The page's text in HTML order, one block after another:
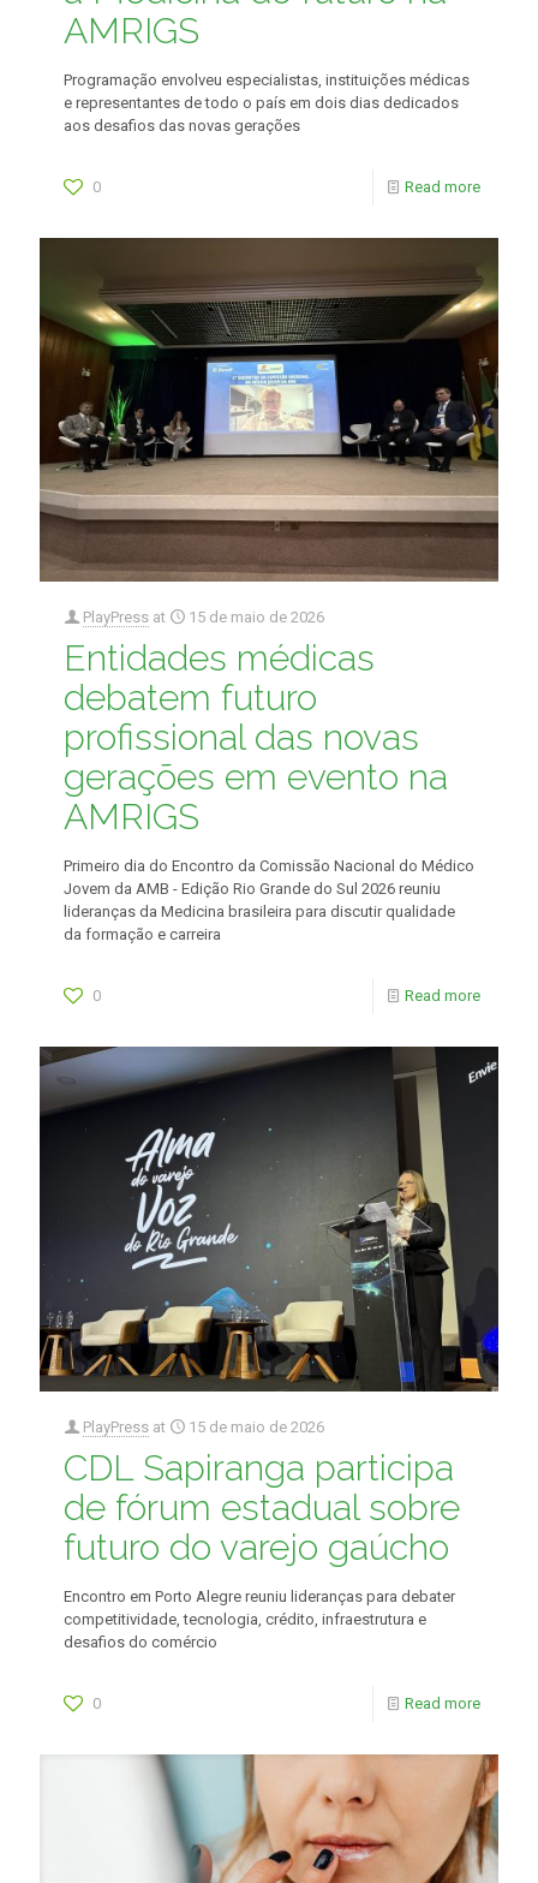
AMRIGS
Programação envolveu especialistas, instituições médicas
e representantes de todo o país em dois dias dedicados
aos desafios das novas gerações
0 Read more
PlayPress at 15 de maio de 2026
Entidades médicas
debatem futuro
profissional das novas
gerações em evento na
AMRIGS
Primeiro dia do Encontro da Comissão Nacional do Médico
Jovem da AMB - Edição Rio Grande do Sul 2026 reuniu
lideranças da Medicina brasileira para discutir qualidade
da formação e carreira
0 Read more
PlayPress at 15 de maio de 2026
CDL Sapiranga participa
de fórum estadual sobre
futuro do varejo gaúcho
Encontro em Porto Alegre reuniu lideranças para debater
competitividade, tecnologia, crédito, infraestrutura e
desafios do comércio
0 Read more